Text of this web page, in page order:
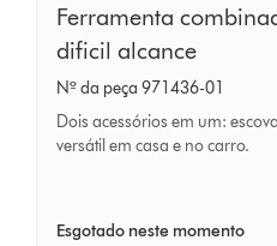
Ferramenta
combinada
para
zonas
de
alcance
Ferramenta
dificil alcance
Nº da peça 971436-01
Dois acessórios em um:
versátil em casa e no carro.
Esgotado neste momento